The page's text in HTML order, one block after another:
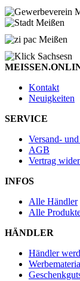
Kontakt
Neuigkeiten
SERVICE
Versand-
AGB
Vertrag
INFOS
Alle Händler
Alle
HÄNDLER
Händler